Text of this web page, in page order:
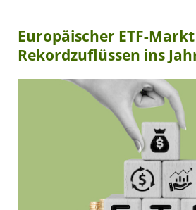
Europäischer ETF-
Rekordzuflüssen ins